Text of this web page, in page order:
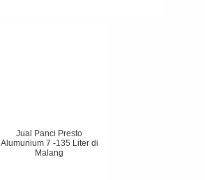
Jual Panci Presto
Alumunium 7 -135 Liter di
Malang